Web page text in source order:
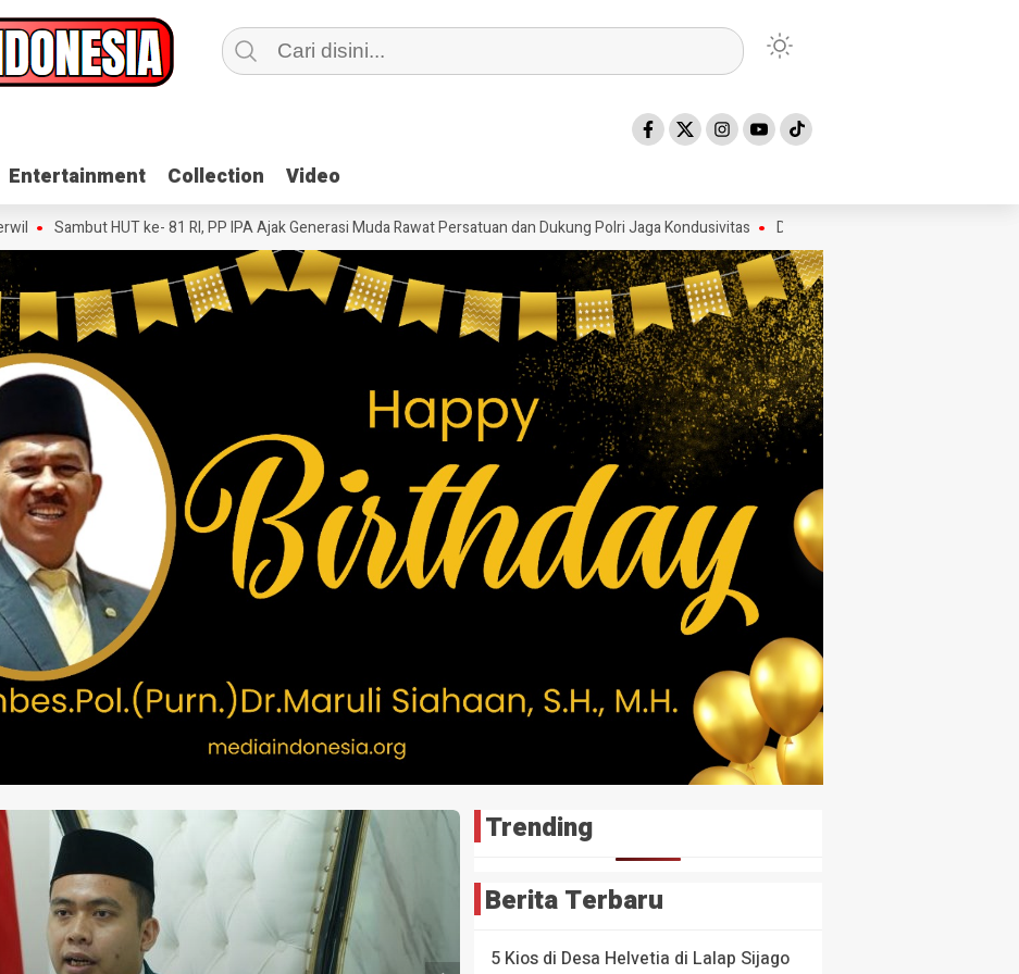
Entertainment Collection Video
Entertainment Collection Video
Sambut HUT ke- 81 RI, PP IPA Ajak Generasi Muda Rawat Persatuan dan Dukung Polri Jaga Kondusivitas Diduga Data Anak Dimasukkan ke Data
Trending
Berita Terbaru
5 Kios di Desa Helvetia di Lalap Sijago